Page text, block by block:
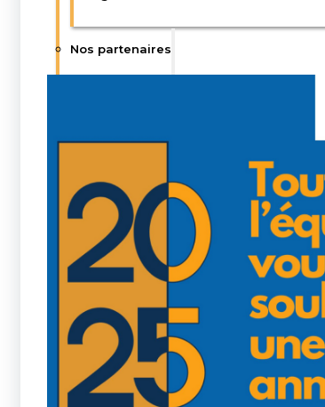
Nos partenaires
Publications IESF
Enquêtes IESF
CGE : Conférence des Grandes Ecoles
Publications CGE